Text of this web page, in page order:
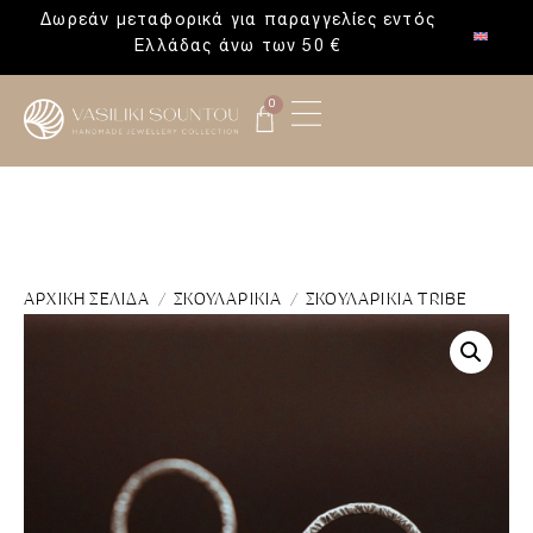
Δωρεάν μεταφορικά για παραγγελίες εντός
Ελλάδας άνω των 50 €
0
ΑΡΧΙΚΉ ΣΕΛΊΔΑ /ΣΚΟΥΛΑΡΊΚΙΑ / ΣΚΟΥΛΑΡΊΚΙΑ TRIBE